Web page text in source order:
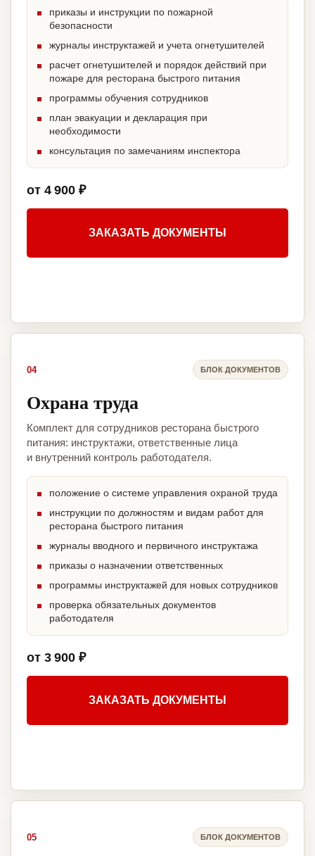
приказы и инструкции по пожарной
безопасности
журналы инструктажей и учета огнетушителей
расчет огнетушителей и порядок действий при
пожаре для ресторана быстрого питания
программы обучения сотрудников
план эвакуации и декларация при
необходимости
консультация по замечаниям инспектора
от 4 900 ₽
ЗАКАЗАТЬ ДОКУМЕНТЫ
04 БЛОК ДОКУМЕНТОВ
Охрана труда
Комплект для сотрудников ресторана быстрого
питания: инструктажи, ответственные лица
и внутренний контроль работодателя.
положение о системе управления охраной труда
инструкции по должностям и видам работ для
ресторана быстрого питания
журналы вводного и первичного инструктажа
приказы о назначении ответственных
программы инструктажей для новых сотрудников
проверка обязательных документов
работодателя
от 3 900 ₽
ЗАКАЗАТЬ ДОКУМЕНТЫ
05 БЛОК ДОКУМЕНТОВ